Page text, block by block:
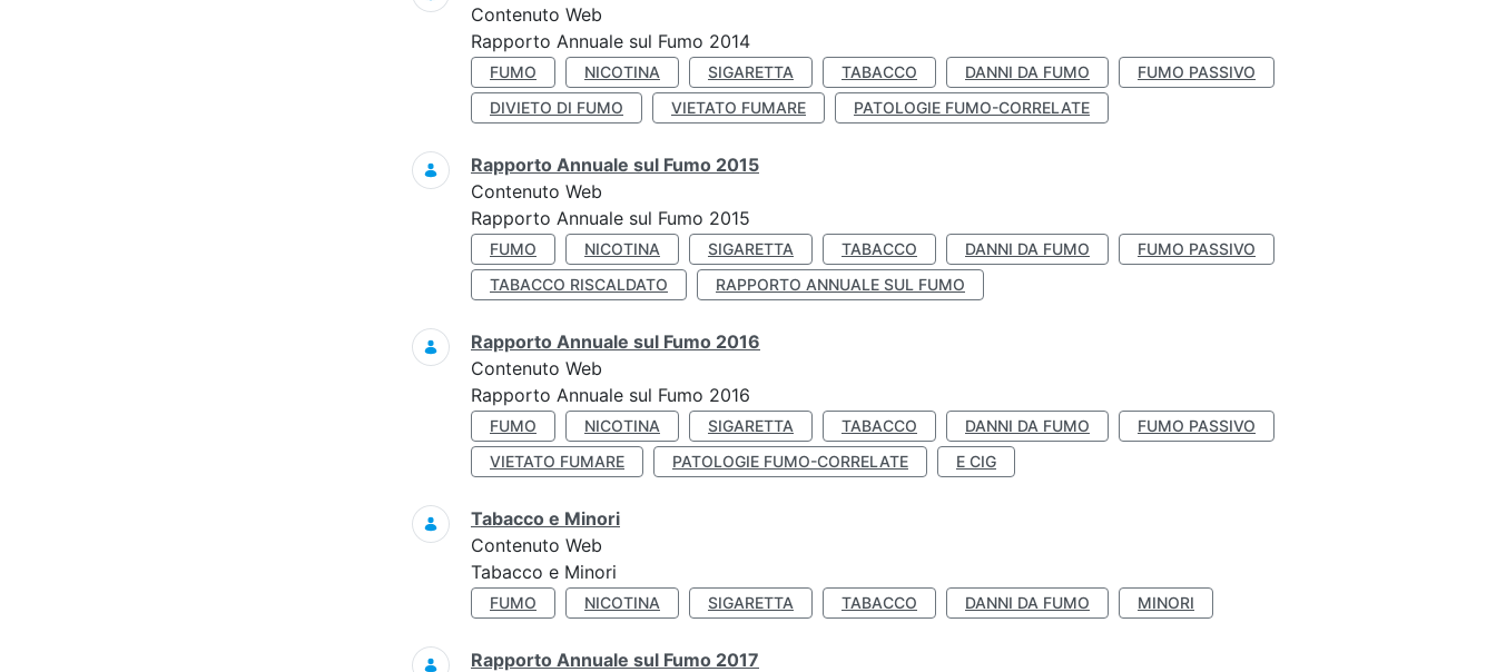
Contenuto Web
Rapporto Annuale sul Fumo 2014
FUMO NICOTINA SIGARETTA TABACCO DANNI DA FUMO
FUMO PASSIVO
DIVIETO DI FUMO
VIETATO FUMARE PATOLOGIE FUMO-CORRELATE
Rapporto Annuale sul Fumo 2015
Contenuto Web
Rapporto Annuale sul Fumo 2015
FUMO NICOTINA SIGARETTA TABACCO DANNI DA FUMO
FUMO PASSIVO
TABACCO RISCALDATO
RAPPORTO ANNUALE SUL FUMO
Rapporto Annuale sul Fumo 2016
Contenuto Web
Rapporto Annuale sul Fumo 2016
FUMO NICOTINA SIGARETTA TABACCO DANNI DA FUMO
FUMO PASSIVO
VIETATO FUMARE
PATOLOGIE FUMO-CORRELATE E CIG
Tabacco e Minori
Contenuto Web
Tabacco e Minori
FUMO NICOTINA SIGARETTA TABACCO DANNI DA FUMO MINORI
Rapporto Annuale sul Fumo 2017